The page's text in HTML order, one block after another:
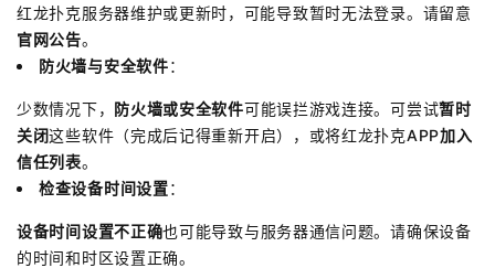
红龙扑克服务器维护或更新时，可能导致暂时无法登录。请留意
官网公告。
防火墙与安全软件：
少数情况下， 防火墙或安全软件可能误拦游戏连接。可尝试暂时
关闭这些软件（完成后记得重新开启），或将红龙扑克APP加入
信任列表。
检查设备时间设置：
设备时间设置不正确也可能导致与服务器通信问题。请确保设备
的时间和时区设置正确。